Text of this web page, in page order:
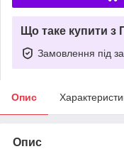
Що таке купити з
Замовлення під
Опис
Опис